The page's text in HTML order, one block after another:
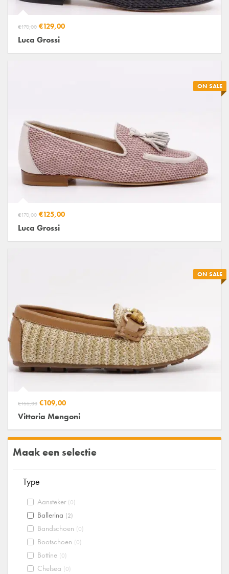
€170,00 €129,00
Luca Grossi
ON SALE
€170,00 €125,00
Luca Grossi
ON SALE
€155,00 €109,00
Vittoria Mengoni
Maak een selectie
Type
Aansteker (0)
Ballerina (2)
Bandschoen (0)
Bootschoen (0)
Bottine (0)
Chelsea (0)